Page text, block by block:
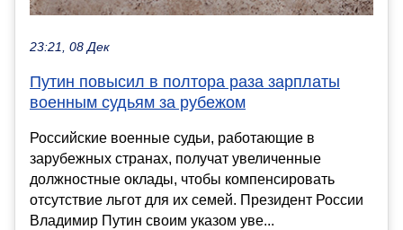
23:21, 08 Дек
Путин повысил в полтора раза зарплаты
военным судьям за рубежом
Российские военные судьи, работающие в
зарубежных странах, получат увеличенные
должностные оклады, чтобы компенсировать
отсутствие льгот для их семей. Президент России
Владимир Путин своим указом уве...